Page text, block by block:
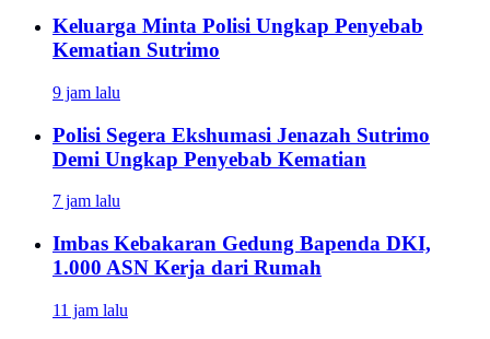
Keluarga Minta Polisi Ungkap Penyebab
Kematian Sutrimo
9 jam lalu
Polisi Segera Ekshumasi Jenazah Sutrimo
Demi Ungkap Penyebab Kematian
7 jam lalu
Imbas Kebakaran Gedung Bapenda DKI,
1.000 ASN Kerja dari Rumah
11 jam lalu